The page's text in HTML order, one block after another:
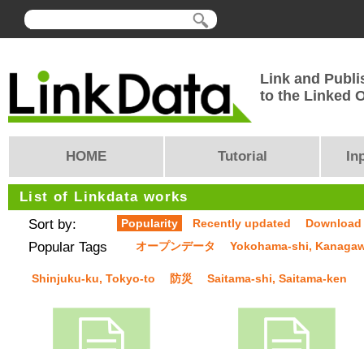
Link and
to the Linked
HOME Tutorial
List of Linkdata works
Sort by:
Popularity Recently updated
Popular Tags オープンデータ Yokohama-shi,
Shinjuku-ku, Tokyo-to 防災 Saitama-shi, Saitama-ken